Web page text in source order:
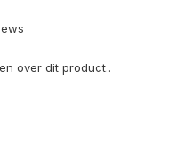
over dit product..